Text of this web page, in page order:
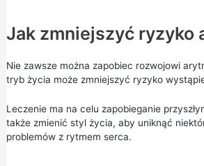
Jak zmniejszyć ryzyko
Nie zawsze można zapobiec rozwojowi
tryb życia może zmniejszyć ryzyko
Leczenie ma na celu zapobieganie
także zmienić styl życia, aby uniknąć
problemów z rytmem serca.